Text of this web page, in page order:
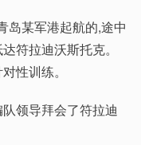
岛某军港起航的,途中
符拉迪沃斯托克。
性训练。
领导拜会了符拉迪